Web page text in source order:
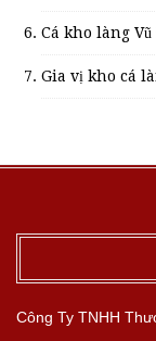
Cá kho làng
Gia vị kho cá
Công Ty TNHH